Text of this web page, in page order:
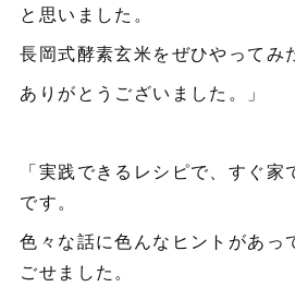
と思いました。
長岡式酵素玄米をぜひやってみ
ありがとうございました。」
「実践できるレシピで、すぐ
です。
色々な話に色んなヒントがあっ
ごせました。